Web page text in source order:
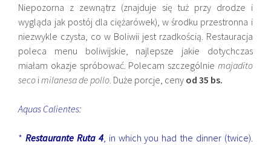
Niepozorna z zewnątrz (znajduje się tuż przy drodze i
wygląda jak postój dla ciężarówek), w środku przestronna i
niezwykle czysta, co w Boliwii jest rzadkością. Restauracja
poleca menu boliwijskie, najlepsze jakie dotychczas
miałam okazje spróbować. Polecam szczególnie majadito
seco imilanesa de pollo. Duże porcje, ceny od 35 bs.
Aquas Calientes:
*Restaurante Ruta 4, in which you had the dinner (twice).